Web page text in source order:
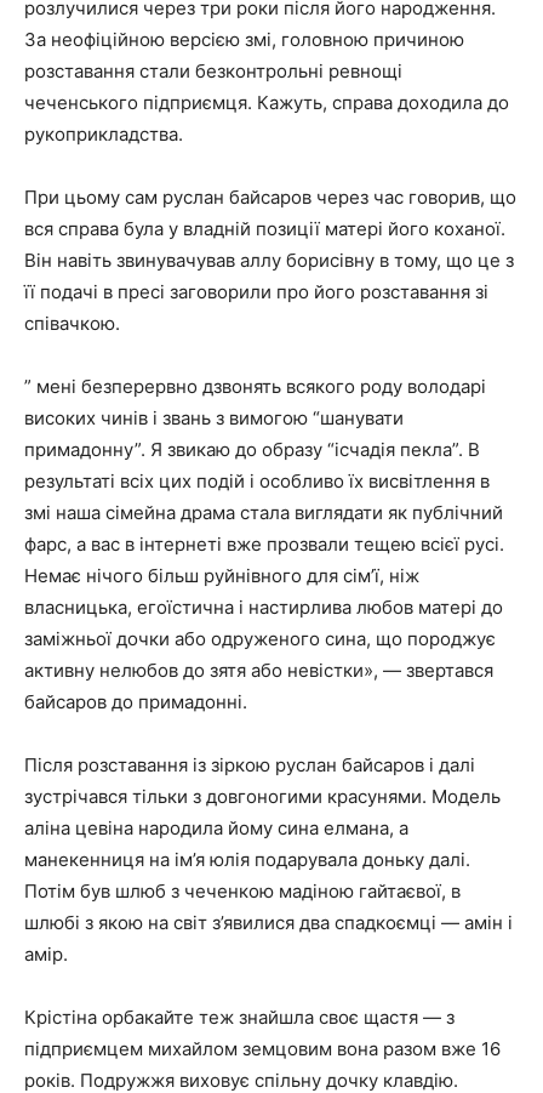
розлучилися через три роки після його народження.
За неофіційною версією змі, головною причиною
розставання стали безконтрольні ревнощі
чеченського підприємця. Кажуть, справа доходила до
рукоприкладства.
При цьому сам руслан байсаров через час говорив, що
вся справа була у владній позиції матері його коханої.
Він навіть звинувачував аллу борисівну в тому, що це з
її подачі в пресі заговорили про його розставання зі
співачкою.
” мені безперервно дзвонять всякого роду володарі
високих чинів і звань з вимогою “шанувати
примадонну”. Я звикаю до образу “ісчадія пекла”. В
результаті всіх цих подій і особливо їх висвітлення в
змі наша сімейна драма стала виглядати як публічний
фарс, а вас в інтернеті вже прозвали тещею всієї русі.
Немає нічого більш руйнівного для сім’ї, ніж
власницька, егоїстична і настирлива любов матері до
заміжньої дочки або одруженого сина, що породжує
активну нелюбов до зятя або невістки», — звертався
байсаров до примадонні.
Після розставання із зіркою руслан байсаров і далі
зустрічався тільки з довгоногими красунями. Модель
аліна цевіна народила йому сина елмана, а
манекенниця на ім’я юлія подарувала доньку далі.
Потім був шлюб з чеченкою мадіною гайтаєвої, в
шлюбі з якою на світ з’явилися два спадкоємці — амін і
амір.
Крістіна орбакайте теж знайшла своє щастя — з
підприємцем михайлом земцовим вона разом вже 16
років. Подружжя виховує спільну дочку клавдію.